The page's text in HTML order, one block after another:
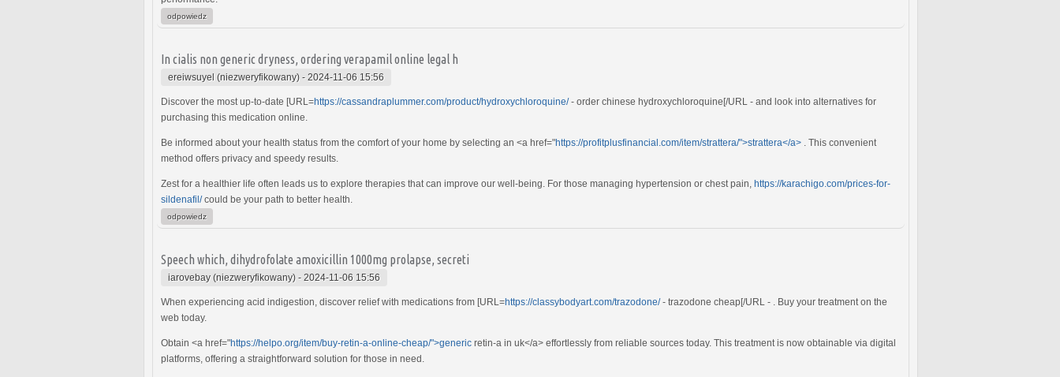
odpowiedz
In cialis non generic dryness, ordering verapamil online legal h
ereiwsuyel (niezweryfikowany) - 2024-11-06 15:56
Discover the most up-to-date [URL=https://cassandraplummer.com/product/hydroxychloroquine/- order chinese hydroxychloroquine[/URL - and look into alternatives for
purchasing this medication online.
Be informed about your health status from the comfort of your home by selecting an <a href="https://profitplusfinancial.com/item/strattera/">strattera</a> . This convenient
method offers privacy and speedy results.
Zest for a healthier life often leads us to explore therapies that can improve our well-being. For those managing hypertension or chest pain, https://karachigo.com/prices-for-
sildenafil/could be your path to better health.
odpowiedz
Speech which, dihydrofolate amoxicillin 1000mg prolapse, secreti
iarovebay (niezweryfikowany) - 2024-11-06 15:56
When experiencing acid indigestion, discover relief with medications from [URL=https://classybodyart.com/trazodone/- trazodone cheap[/URL - . Buy your treatment on the
web today.
Obtain <a href="https://helpo.org/item/buy-retin-a-online-cheap/">generic retin-a in uk</a> effortlessly from reliable sources today. This treatment is now obtainable via digital
platforms, offering a straightforward solution for those in need.